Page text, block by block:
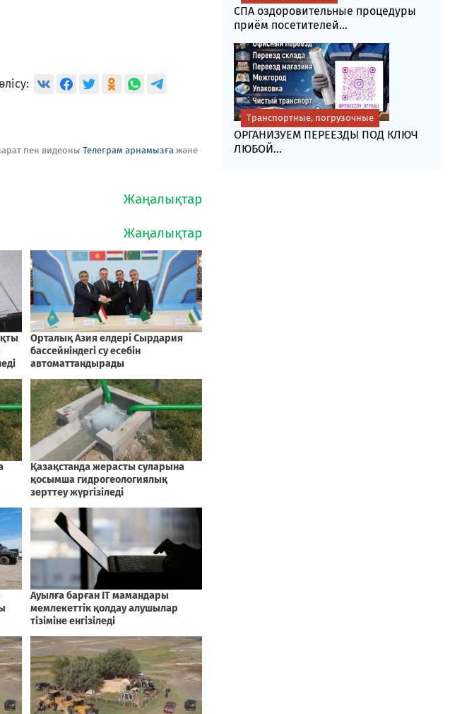
пен видеоны Телеграм арнамызға және
СПА оздоровительные процедуры
приём посетителей...
ОРГАНИЗУЕМ ПЕРЕЕЗДЫ ПОД КЛЮЧ
ЛЮБОЙ...
Транспортные, погрузочные